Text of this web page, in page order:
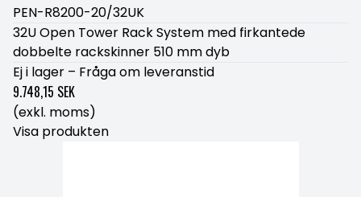
PEN-R8200-20/32UK
32U Open Tower Rack System med firkantede
dobbelte rackskinner 510 mm dyb
Ej i lager – Fråga om leveranstid
9.748,15 SEK
(exkl. moms)
Visa produkten